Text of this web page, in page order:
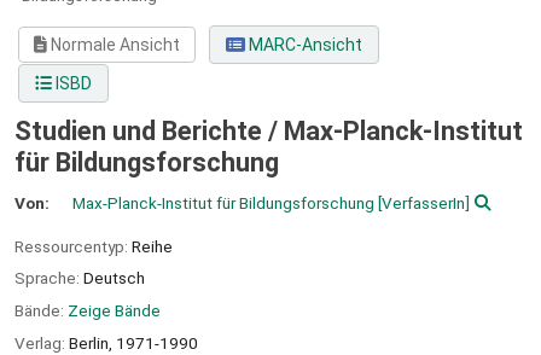
Normale Ansicht
MARC-Ansicht
ISBD
Studien und Berichte / Max-Planck-Institut
für Bildungsforschung
Von: Max-Planck-Institut für Bildungsforschung [VerfasserIn]
Ressourcentyp: Reihe
Sprache: Deutsch
Bände: Zeige Bände
Verlag: Berlin, 1971-1990